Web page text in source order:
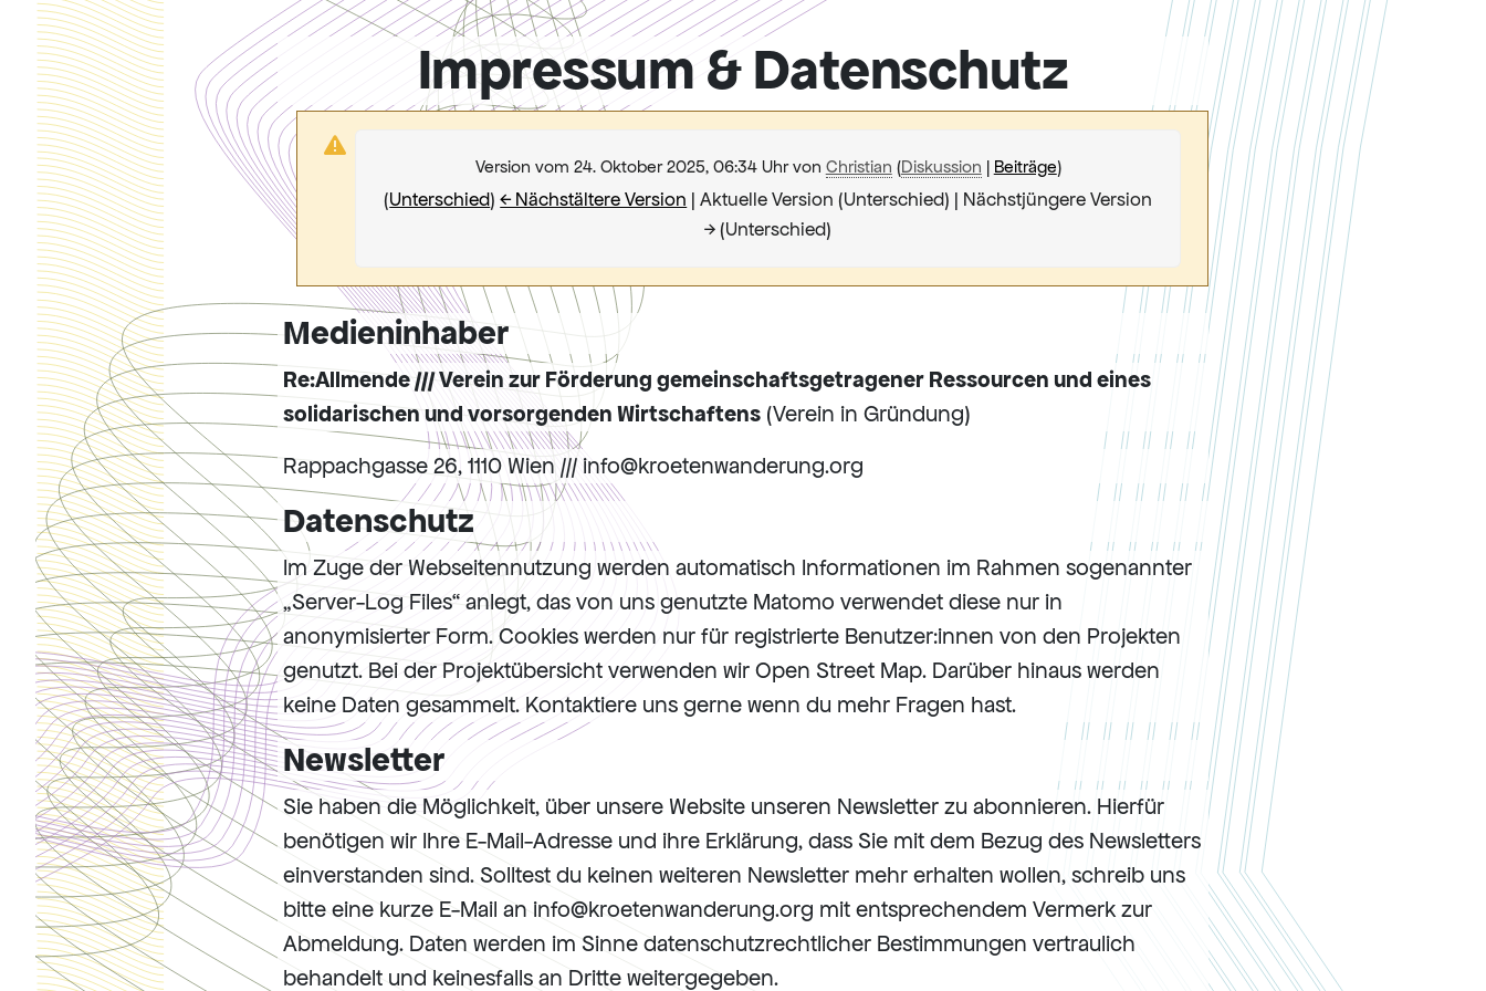
Impressum & Datenschutz
Version vom 24. Oktober 2025, 06:34 Uhr von Christian (Diskussion | Beiträge)
(Unterschied)← Nächstältere Version | Aktuelle Version (Unterschied) | Nächstjüngere Version
→ (Unterschied)
Medieninhaber
Re:Allmende /// Verein zur Förderung gemeinschaftsgetragener Ressourcen und eines
solidarischen und vorsorgenden Wirtschaftens(Verein in Gründung)
Rappachgasse 26, 1110 Wien /// info@kroetenwanderung.org
Datenschutz
Im Zuge der Webseitennutzung werden automatisch Informationen im Rahmen sogenannter
„Server-Log Files“ anlegt, das von uns genutzte Matomo verwendet diese nur in
anonymisierter Form. Cookies werden nur für registrierte Benutzer:innen von den Projekten
genutzt. Bei der Projektübersicht verwenden wir Open Street Map. Darüber hinaus werden
keine Daten gesammelt. Kontaktiere uns gerne wenn du mehr Fragen hast.
Newsletter
Sie haben die Möglichkeit, über unsere Website unseren Newsletter zu abonnieren. Hierfür
benötigen wir Ihre E-Mail-Adresse und ihre Erklärung, dass Sie mit dem Bezug des Newsletters
einverstanden sind. Solltest du keinen weiteren Newsletter mehr erhalten wollen, schreib uns
bitte eine kurze E-Mail an info@kroetenwanderung.org mit entsprechendem Vermerk zur
Abmeldung. Daten werden im Sinne datenschutzrechtlicher Bestimmungen vertraulich
behandelt und keinesfalls an Dritte weitergegeben.